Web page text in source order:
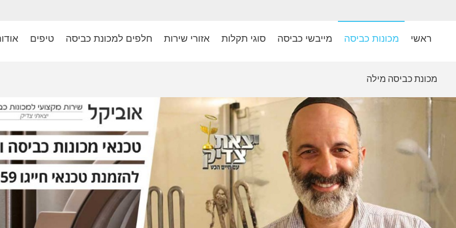
ראשי מכונות כביסה מייבשי כביסה סוגי תקלות אזורי שירות חלפים למכונת כביסה טיפים
מכונת כביסה מילה